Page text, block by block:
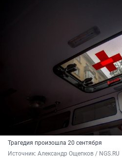
Трагедия произошла 20 сентября
Источник: Александр Ощепков / NGS.RU